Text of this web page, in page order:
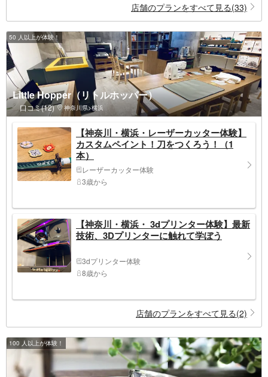
店舗のプランをすべて見る(33)
50 人以上が体験！
Little Hopper（リトルホッパー）
口コミ(12) 神奈川県>横浜
【神奈川・横浜・レーザーカッター体験】
カスタムペイント！刀をつくろう！（1
本）
レーザーカッター体験
3歳から
【神奈川・横浜・ 3dプリンター体験】最新
技術、3Dプリンターに触れて学ぼう
3dプリンター体験
8歳から
店舗のプランをすべて見る(2)
100 人以上が体験！